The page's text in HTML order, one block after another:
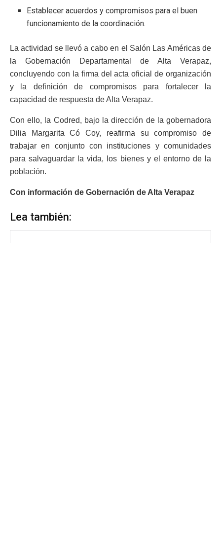
Establecer acuerdos y compromisos para el buen
funcionamiento de la coordinación.
La actividad se llevó a cabo en el Salón Las Américas de
la Gobernación Departamental de Alta Verapaz,
concluyendo con la firma del acta oficial de organización
y la definición de compromisos para fortalecer la
capacidad de respuesta de Alta Verapaz.
Con ello, la Codred, bajo la dirección de la gobernadora
Dilia Margarita Có Coy, reafirma su compromiso de
trabajar en conjunto con instituciones y comunidades
para salvaguardar la vida, los bienes y el entorno de la
población.
Con información de Gobernación de Alta Verapaz
Lea también: